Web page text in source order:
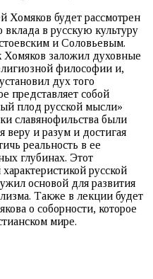
Хомяков будет рассмотрен
вклада в русскую культуру
и Соловьевым.
Хомяков заложил духовные
философии и,
дух тoгo
представляет собой
плод русской мысли»
славянофильства были
и разум и достигая
реальность в ее
глубинах. Этот
русской
основой для развития
Также в лекции будет
о сoборности, которое
мире.